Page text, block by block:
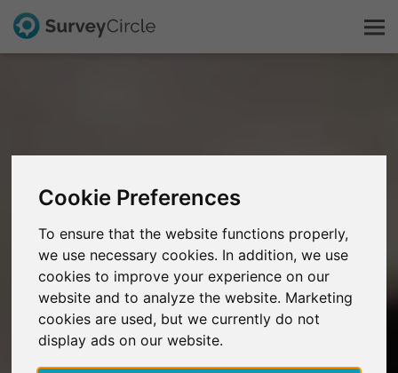
Cookie Preferences
To ensure that the website functions properly,
we use necessary cookies. In addition, we use
cookies to improve your experience on our
website and to analyze the website. Marketing
cookies are used, but we currently do not
display ads on our website.
Explorer la recherche
FAQ
S'inscrire gratuitement
S'inscrire